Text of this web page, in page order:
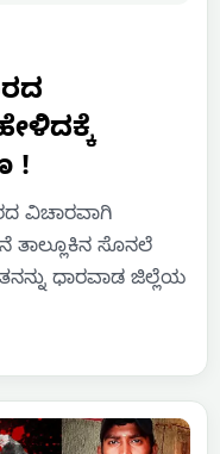
!
ವಿಚಾರವಾಗಿ
ತಾಲ್ಲೂಕಿನ ಸೊನಲೆ
ಧಾರವಾಡ ಜಿಲ್ಲೆಯ